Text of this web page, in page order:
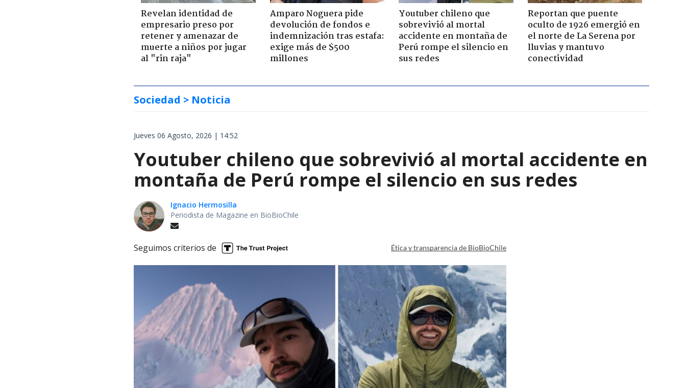
Revelan identidad de
empresario preso por
retener y amenazar de
muerte a niños por jugar
al "rin raja"
Amparo Noguera pide
devolución de fondos e
indemnización tras estafa:
exige más de $500
millones
Youtuber chileno que
sobrevivió al mortal
accidente en montaña de
Perú rompe el silencio en
sus redes
Reportan que puente
oculto de 1926 emergió en
el norte de La Serena por
lluvias y mantuvo
conectividad
Sociedad > Noticia
Jueves 06 Agosto, 2026 | 14:52
Youtuber chileno que sobrevivió al mortal accidente en
montaña de Perú rompe el silencio en sus redes
Ignacio Hermosilla
Periodista de Magazine en BioBioChile
Seguimos criterios de Ética y transparencia de BioBioChile